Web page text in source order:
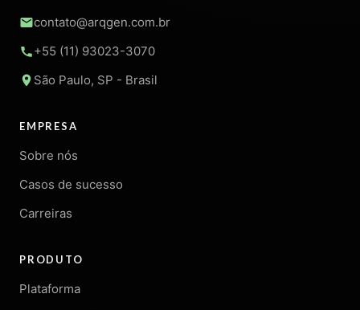
contato@arqgen.com.br
+55 (11) 93023-3070
São Paulo, SP - Brasil
EMPRESA
Sobre nós
Casos de sucesso
Carreiras
PRODUTO
Plataforma